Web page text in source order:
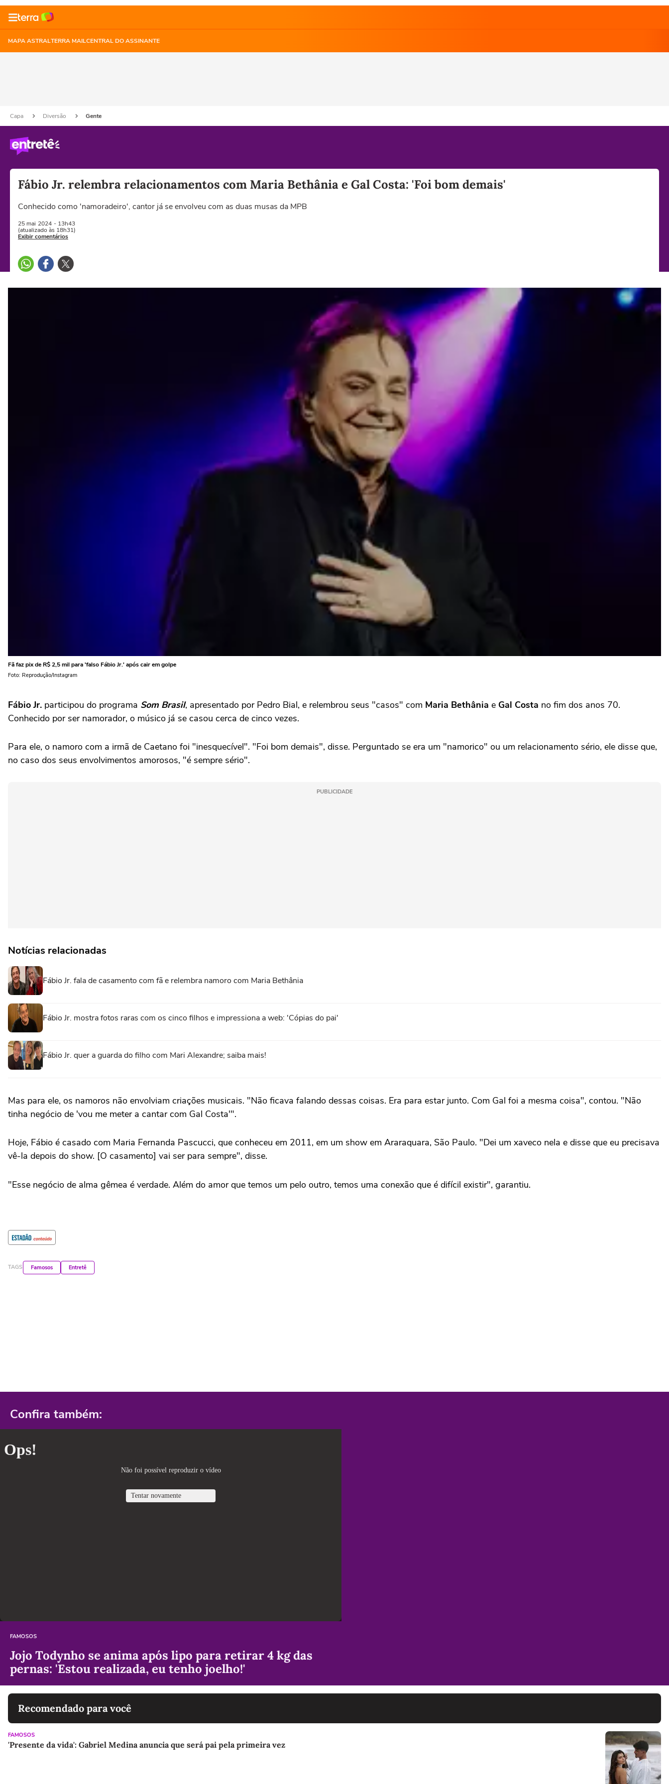
MAPA ASTRALTERRA MAILCENTRAL DO ASSINANTE
Capa Diversão Gente
Fábio Jr. relembra relacionamentos com Maria Bethânia e Gal Costa: 'Foi bom demais'
Conhecido como 'namoradeiro', cantor já se envolveu com as duas musas da MPB
25 mai 2024 - 13h43
(atualizado às 18h31)
Exibir comentários
Fã faz pix de R$ 2,5 mil para 'falso Fábio Jr.' após cair em golpe
Foto: Reprodução/Instagram
Fábio Jr. participou do programa Som Brasil, apresentado por Pedro Bial, e relembrou seus "casos" com Maria Bethânia e Gal Costa no fim dos anos 70.
Conhecido por ser namorador, o músico já se casou cerca de cinco vezes.
Para ele, o namoro com a irmã de Caetano foi "inesquecível". "Foi bom demais", disse. Perguntado se era um "namorico" ou um relacionamento sério, ele disse que,
no caso dos seus envolvimentos amorosos, "é sempre sério".
PUBLICIDADE
Notícias relacionadas
Fábio Jr. fala de casamento com fã e relembra namoro com Maria Bethânia
Fábio Jr. mostra fotos raras com os cinco filhos e impressiona a web: 'Cópias do pai'
Fábio Jr. quer a guarda do filho com Mari Alexandre; saiba mais!
Mas para ele, os namoros não envolviam criações musicais. "Não ficava falando dessas coisas. Era para estar junto. Com Gal foi a mesma coisa", contou. "Não
tinha negócio de 'vou me meter a cantar com Gal Costa'".
Hoje, Fábio é casado com Maria Fernanda Pascucci, que conheceu em 2011, em um show em Araraquara, São Paulo. "Dei um xaveco nela e disse que eu precisava
vê-la depois do show. [O casamento] vai ser para sempre", disse.
"Esse negócio de alma gêmea é verdade. Além do amor que temos um pelo outro, temos uma conexão que é difícil existir", garantiu.
TAGS Famosos Entretê
Confira também:
FAMOSOS
Jojo Todynho se anima após lipo para retirar 4 kg das
pernas: 'Estou realizada, eu tenho joelho!'
Recomendado para você
FAMOSOS
'Presente da vida': Gabriel Medina anuncia que será pai pela primeira vez